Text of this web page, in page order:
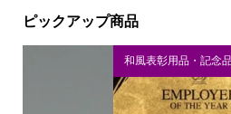
ピックアップ商品
和風表彰用品・記念品